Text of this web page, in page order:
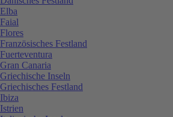
Elba
Faial
Flores
Französisches Festland
Fuerteventura
Gran Canaria
Griechische Inseln
Griechisches Festland
Ibiza
Istrien